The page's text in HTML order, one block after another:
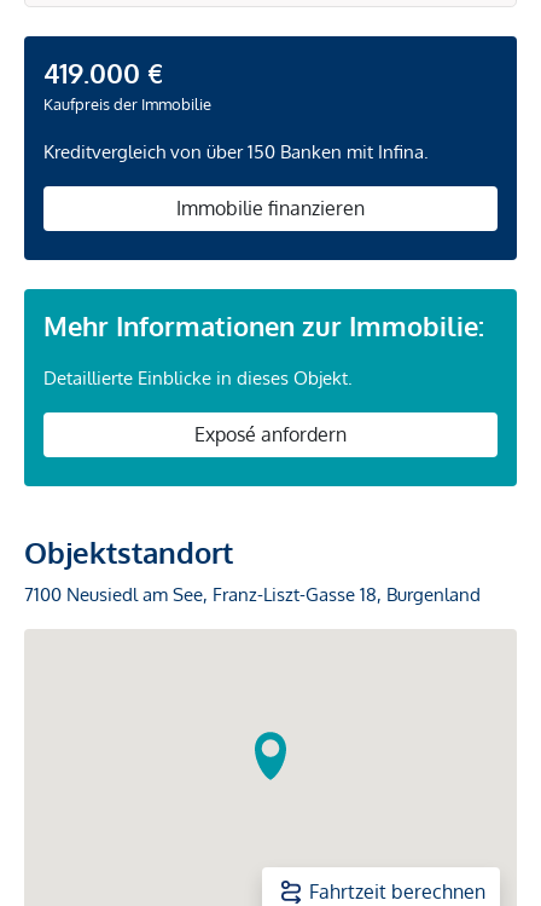
419.000 €
Kaufpreis der Immobilie
Kreditvergleich von über 150 Banken mit Infina.
Immobilie finanzieren
Mehr Informationen zur Immobilie:
Detaillierte Einblicke in dieses Objekt.
Exposé anfordern
Objektstandort
7100 Neusiedl am See, Franz-Liszt-Gasse 18, Burgenland
Fahrtzeit berechnen